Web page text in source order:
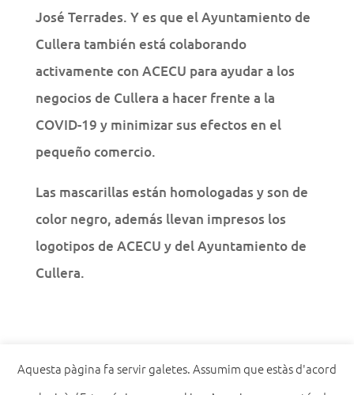
José Terrades. Y es que el Ayuntamiento de
Cullera también está colaborando
activamente con ACECU para ayudar a los
negocios de Cullera a hacer frente a la
COVID-19 y minimizar sus efectos en el
pequeño comercio.
Las mascarillas están homologadas y son de
color negro, además llevan impresos los
logotipos de ACECU y del Ayuntamiento de
Cullera.
Aquesta pàgina fa servir galetes. Assumim que estàs d'acord